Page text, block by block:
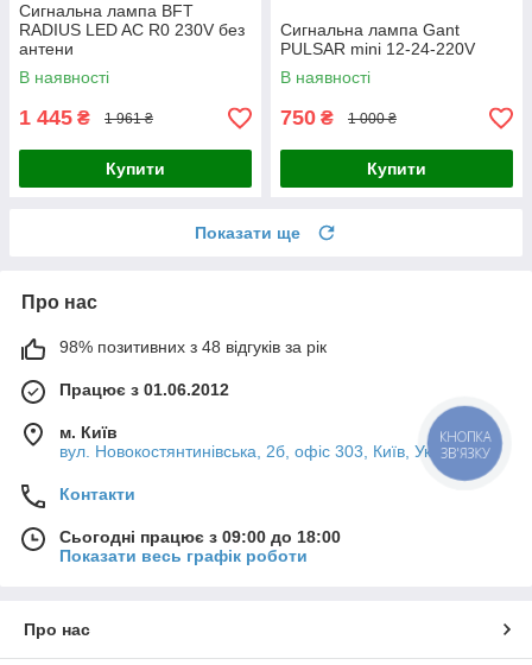
Сигнальна лампа BFT
RADIUS LED AC R0 230V без
антени
В наявності
1 445 ₴ 1 961 ₴
Купити
Сигнальна лампа Gant
PULSAR mini 12-24-220V
В наявності
750 ₴ 1 000 ₴
Купити
Показати ще
Про нас
98% позитивних з 48 відгуків за рік
Працює з 01.06.2012
м. Київ
вул. Новокостянтинівська, 2б, офіс 303, Київ, Україна
Контакти
Сьогодні працює з 09:00 до 18:00
Показати весь графік роботи
Про нас
КНОПКА
ЗВ'ЯЗКУ